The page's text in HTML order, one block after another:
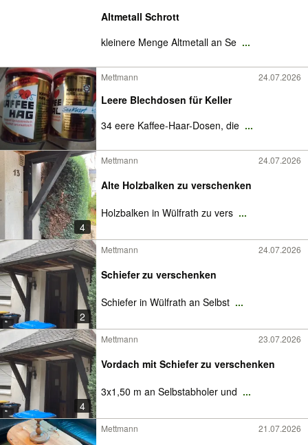
Altmetall Schrott
kleinere Menge Altmetall an Se ...
Mettmann 24.07.2026
Leere Blechdosen für Keller
34 eere Kaffee-Haar-Dosen, die ...
4
Mettmann 24.07.2026
Alte Holzbalken zu verschenken
Holzbalken in Wülfrath zu vers ...
2
Mettmann 24.07.2026
Schiefer zu verschenken
Schiefer in Wülfrath an Selbst ...
4
Mettmann 23.07.2026
Vordach mit Schiefer zu verschenken
3x1,50 m an Selbstabholer und ...
Mettmann 21.07.2026